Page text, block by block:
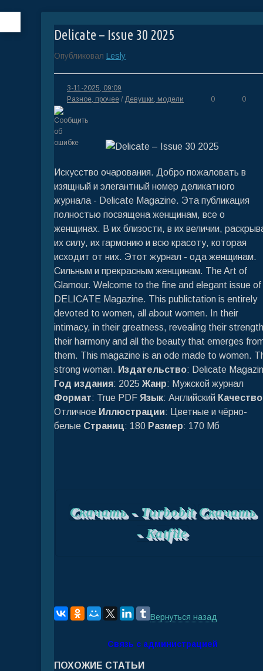
Delicate – Issue 30 2025
Опубликовал Lesly
3-11-2025, 09:09
Разное, прочее / Девушки, модели 0 0
Искусство очарования. Добро пожаловать в
изящный и элегантный номер деликатного
журнала - Delicate Magazine. Эта публикация
полностью посвящена женщинам, все о
женщинах. В их близости, в их величии,
их силу, их гармонию и всю красоту, которая
исходит от них. Этот журнал - ода женщинам.
Сильным и прекрасным женщинам. The Art of
Glamour. Welcome to the fine and elegant issue of
DELICATE Magazine. This publictation is entirely
devoted to women, all about women. In their
intimacy, in their greatness, revealing their
their harmony and all the beauty that emerges
them. This magazine is an ode made to women.
strong woman. Издательство: Delicate
Год издания: 2025 Жанр: Мужской журнал
Формат: True PDF Язык: Английский Качество
Отличное Иллюстрации: Цветные и чёрно-
белые Страниц: 180 Размер: 170 Мб
Скачать - Turbobit Скачать
-Katfile
Вернуться назад
Связь с администрацией
ПОХОЖИЕ СТАТЬИ